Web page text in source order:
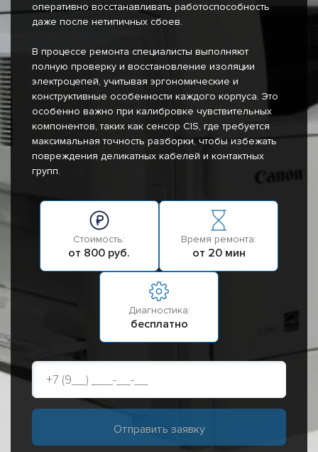
оперативно восстанавливать работоспособность
даже после нетипичных сбоев.
В процессе ремонта специалисты выполняют
полную проверку и восстановление изоляции
электроцепей, учитывая эргономические и
конструктивные особенности каждого корпуса. Это
особенно важно при калибровке чувствительных
компонентов, таких как сенсор CIS, где требуется
максимальная точность разборки, чтобы избежать
повреждения деликатных кабелей и контактных
групп.
Стоимость:
от 800 руб.
Время ремонта:
от 20 мин
Диагностика:
бесплатно